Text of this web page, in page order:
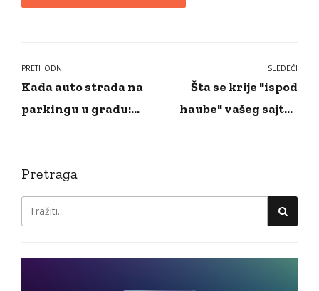
PRETHODNI
Kada auto strada na
parkingu u gradu:
SLEDEĆI
Šta se krije "ispod
haube" vašeg sajta i
Pretraga